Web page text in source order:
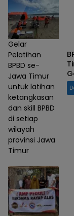
Gelar
Pelatihan
BPBD se-
Jawa Timur
untuk latihan
ketangkasan
dan skill BPBD
di setiap
wilayah
provinsi Jawa
Timur